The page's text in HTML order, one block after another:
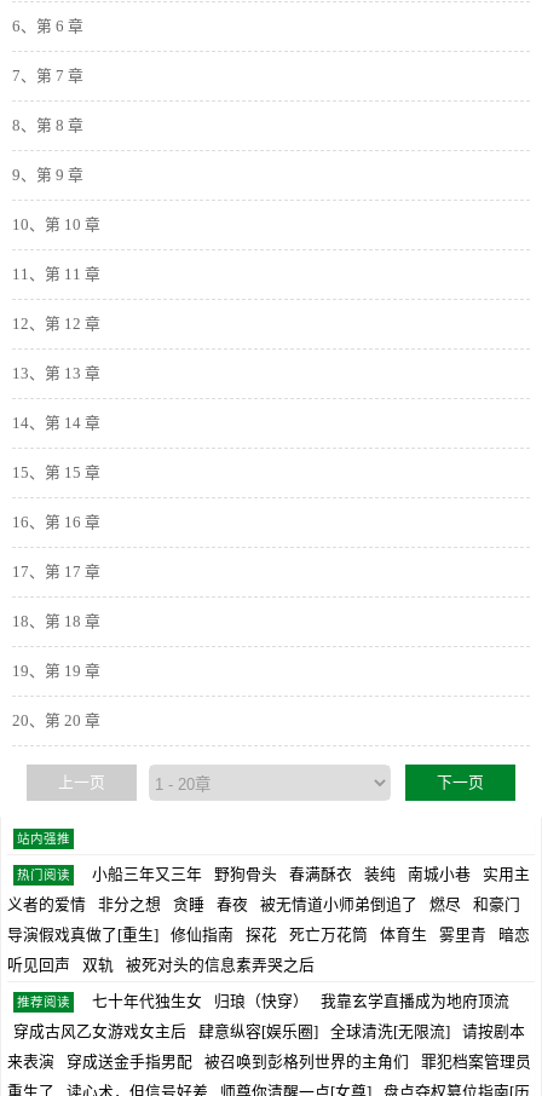
6、第 6 章
7、第 7 章
8、第 8 章
9、第 9 章
10、第 10 章
11、第 11 章
12、第 12 章
13、第 13 章
14、第 14 章
15、第 15 章
16、第 16 章
17、第 17 章
18、第 18 章
19、第 19 章
20、第 20 章
上一页 下一页
站内强推
热门阅读 小船三年又三年 野狗骨头 春满酥衣 装纯 南城小巷
实用主
义者的爱情
非分之想 贪睡 春夜 被无情道小师弟倒追了 燃尽
和豪门
导演假戏真做了[重生]
修仙指南 探花 死亡万花筒 体育生 雾里青
暗恋
听见回声
双轨 被死对头的信息素弄哭之后
推荐阅读 七十年代独生女 归琅（快穿）
我靠玄学直播成为地府顶流
穿成古风乙女游戏女主后
肆意纵容[娱乐圈] 全球清洗[无限流]
请按剧本
来表演
穿成送金手指男配 被召唤到彭格列世界的主角们
罪犯档案管理员
重生了
读心术，但信号好差 师尊你清醒一点[女尊] 盘点夺权篡位指南[历